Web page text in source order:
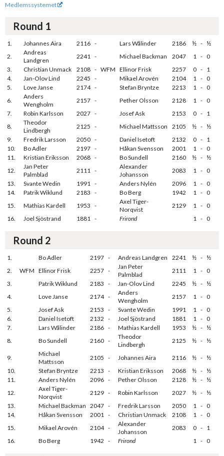
Medlemssystemet
Round 1
1. Johannes Aira 2116 - Lars Wålinder 2186 ½ - ½
2.
Andreas
Landgren
2241 - Michael Backman 2047 1 - 0
3.
Christian Unmack 2108 - WFM Ellinor Frisk 2257 0 - 1
4.
Jan-Olov Lind 2245 - Mikael Arovén 2104 1 - 0
5.
Love Janse 2174 - Stefan Bryntze 2213 1 - 0
6.
Anders
Wengholm
2157 - Pether Olsson 2128 1 - 0
7.
Robin Karlsson 2027 - Josef Ask 2153 0 - 1
8.
Theodor
Lindbergh
2125 - Michael Mattsson 2105 ½ - ½
9.
Fredrik Larsson 2050 - Daniel Isetoft 2132 0 - 1
10.
Bo Adler 2197 - Håkan Svensson 2001 1 - 0
11.
Kristian Eriksson 2068 - Bo Sundell 2160 ½ - ½
12.
Jan Peter
Palmblad
2111 -
Alexander
Johansson
2083 1 - 0
13.
Svante Wedin 1991 - Anders Nylén 2096 1 - 0
14.
Patrik Wiklund 2183 - Bo Berg 1942 1 - 0
15.
Mathias Kardell 1953 -
Axel Tiger-
Norqvist
2129 1 - 0
16.
Joel Sjöstrand 1881 - Frirond 1 - 0
Round 2
1. Bo Adler 2197 - Andreas Landgren 2241 ½ - ½
2.
WFM Ellinor Frisk 2257 -
Jan Peter
Palmblad
2111 1 - 0
3.
Patrik Wiklund 2183 - Jan-Olov Lind 2245 ½ - ½
4.
Love Janse 2174 -
Anders
Wengholm
2157 1 - 0
5.
Josef Ask 2153 - Svante Wedin 1991 1 - 0
6.
Daniel Isetoft 2132 - Joel Sjöstrand 1881 1 - 0
7.
Lars Wålinder 2186 - Mathias Kardell 1953 ½ - ½
8.
Bo Sundell 2160 -
Theodor
Lindbergh
2125 ½ - ½
9.
Michael
Mattsson
2105 - Johannes Aira 2116 ½ - ½
10.
Stefan Bryntze 2213 - Kristian Eriksson 2068 ½ - ½
11.
Anders Nylén 2096 - Pether Olsson 2128 ½ - ½
12.
Axel Tiger-
Norqvist
2129 - Robin Karlsson 2027 ½ - ½
13.
Michael Backman 2047 - Fredrik Larsson 2050 1 - 0
14.
Håkan Svensson 2001 - Christian Unmack 2108 1 - 0
15.
Mikael Arovén 2104 -
Alexander
Johansson
2083 0 - 1
16.
Bo Berg 1942 - Frirond 1 - 0